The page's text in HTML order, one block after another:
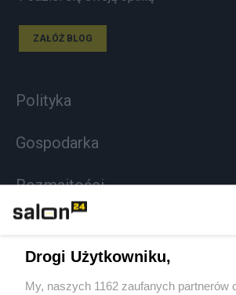
ZAŁÓŻ BLOG
Polityka
Gospodarka
Rozmaitości
Sport
Drogi Użytkowniku,
My, naszych 1162 zaufanych partnerów